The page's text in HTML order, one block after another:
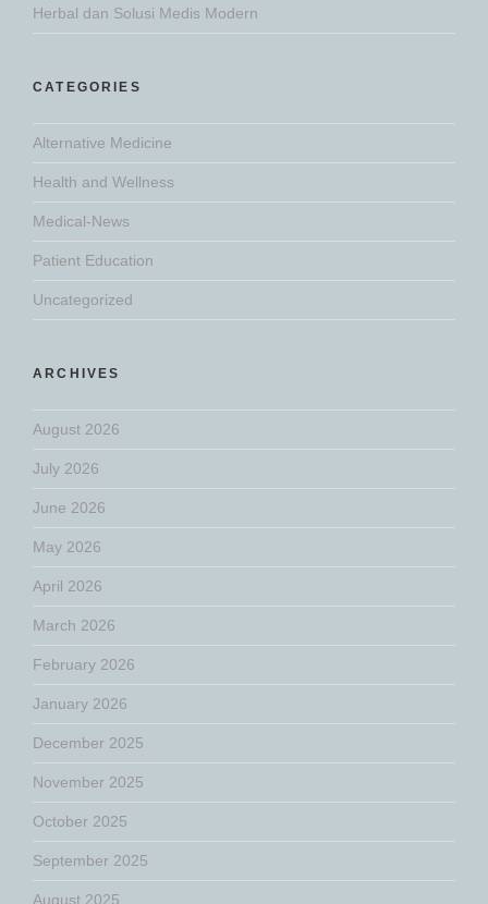
Herbal dan Solusi Medis Modern
CATEGORIES
Alternative Medicine
Health and Wellness
Medical-News
Patient Education
Uncategorized
ARCHIVES
August 2026
July 2026
June 2026
May 2026
April 2026
March 2026
February 2026
January 2026
December 2025
November 2025
October 2025
September 2025
August 2025